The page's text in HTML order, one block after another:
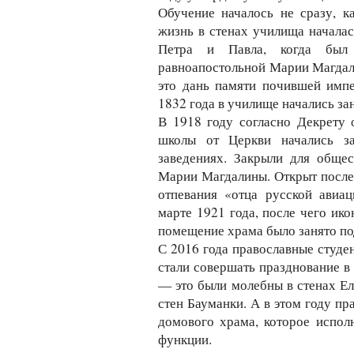
Обучение началось не сразу,
жизнь в стенах училища
Петра и Павла, когда
равноапостольной Марии
это дань памяти почившей
1832 года в училище начались
В 1918 году согласно Декрету
школы от Церкви начались
заведениях. Закрыли для
Марии Магдалины. Открыт
отпевания «отца русской
марте 1921 года, после чего
помещение храма было занято
С 2016 года православные
стали совершать празднование
— это были молебны в стенах
стен Бауманки. А в этом году
домового храма, которое
функции.